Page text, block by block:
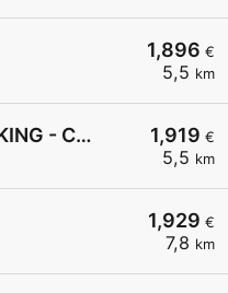
1,896 €
5,5 km
1,919 €
5,5 km
ESSO TRAPPES LUTHER KING - CARREFOUR EXPRESS
1,929 €
7,8 km